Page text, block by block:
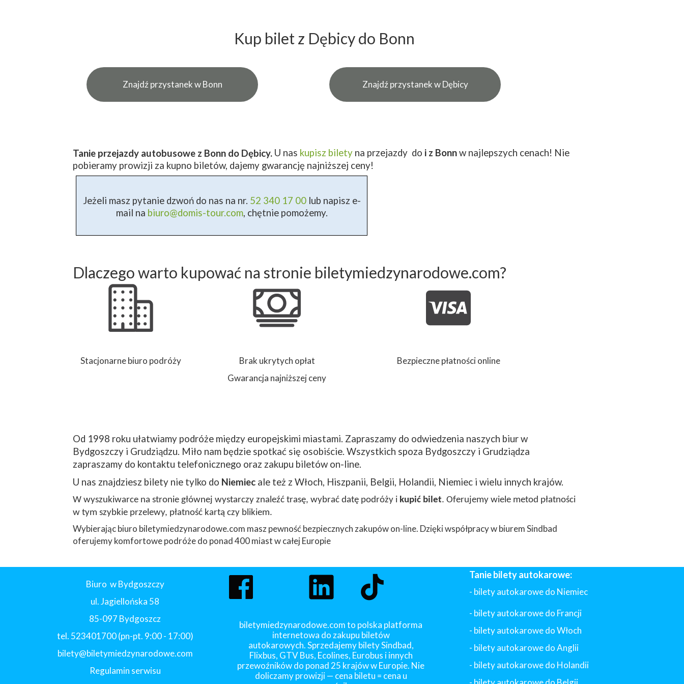
Znajdź przystanek w Bonn
Bezpieczne płatności online
Brak ukrytych opłat
Gwarancja najniższej ceny
Stacjonarne biuro podróży
Znajdź przystanek w Dębicy
Kup bilet z Dębicy do Bonn
Tanie przejazdy autobusowe z Bonn do Dębicy. U nas kupisz bilety na przejazdy do i z Bonnw najlepszych cenach! Nie
pobieramy prowizji za kupno biletów, dajemy gwarancję najniższej ceny!
Jeżeli masz pytanie dzwoń do nas na nr. 52 340 17 00lub napisz e-
mail na biuro@domis-tour.com, chętnie pomożemy.
Dlaczego warto kupować na stronie biletymiedzynarodowe.com?
Od 1998 roku ułatwiamy podróże między europejskimi miastami. Zapraszamy do odwiedzenia naszych biur w
Bydgoszczy i Grudziądzu. Miło nam będzie spotkać się osobiście. Wszystkich spoza Bydgoszczy i Grudziądza
zapraszamy do kontaktu telefonicznego oraz zakupu biletów on-line.
U nas znajdziesz bilety nie tylko do Niemiec ale też z Włoch, Hiszpanii, Belgii, Holandii, Niemiec i wielu innych krajów.
W wyszukiwarce na stronie głównej wystarczy znaleźć trasę, wybrać datę podróży i kupić bilet. Oferujemy wiele metod płatności
w tym szybkie przelewy, płatność kartą czy blikiem.
Wybierając biuro biletymiedzynarodowe.com masz pewność bezpiecznych zakupów on-line. Dzięki współpracy w biurem Sindbad
oferujemy komfortowe podróże do ponad 400 miast w całej Europie
biletymiedzynarodowe.com to polska platforma
internetowa do zakupu biletów
autokarowych. Sprzedajemy bilety Sindbad,
Flixbus, GTV Bus, Ecolines, Eurobus i innych
przewoźników do ponad 25 krajów w Europie. Nie
doliczamy prowizji — cena biletu = cena u
Tanie bilety autokarowe:
- bilety autokarowe do Niemiec
- bilety autokarowe do Francji
- bilety autokarowe do Włoch
- bilety autokarowe do Anglii
- bilety autokarowe do Holandii
Biuro w Bydgoszczy
ul. Jagiellońska 58
85-097 Bydgoszcz
tel. 523401700 (pn-pt. 9:00 - 17:00)
bilety@biletymiedzynarodowe.com
Regulamin serwisu